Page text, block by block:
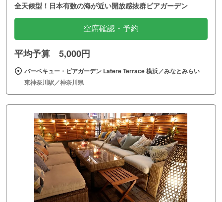
全天候型！日本有数の海が近い開放感抜群ビアガーデン
空席確認・予約
平均予算 5,000円
バーベキュー・ビアガーデン Latere Terrace 横浜／みなとみらい
東神奈川駅／神奈川県